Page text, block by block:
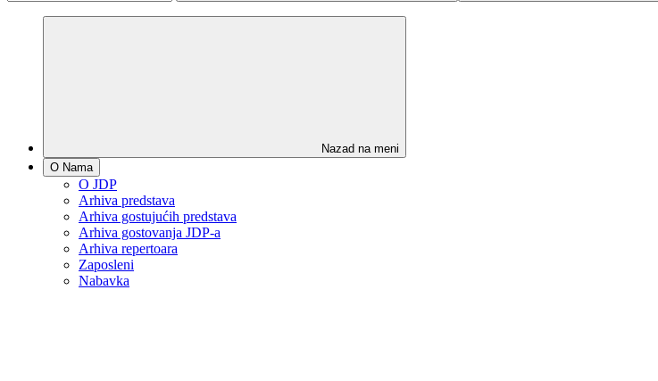
Nazad na meni
O Nama
O JDP
Arhiva predstava
Arhiva gostujućih predstava
Arhiva gostovanja JDP-a
Arhiva repertoara
Zaposleni
Nabavka